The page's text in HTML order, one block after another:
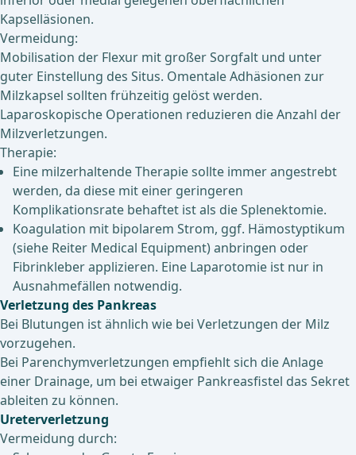
Kapselläsionen.
Vermeidung:
Mobilisation der Flexur mit großer Sorgfalt und unter
guter Einstellung des Situs. Omentale Adhäsionen zur
Milzkapsel sollten frühzeitig gelöst werden.
Laparoskopische Operationen reduzieren die Anzahl der
Milzverletzungen.
Therapie:
Eine milzerhaltende Therapie sollte immer angestrebt
werden, da diese mit einer geringeren
Komplikationsrate behaftet ist als die Splenektomie.
Koagulation mit bipolarem Strom, ggf. Hämostyptikum
(siehe Reiter Medical Equipment) anbringen oder
Fibrinkleber applizieren. Eine Laparotomie ist nur in
Ausnahmefällen notwendig.
Verletzung des Pankreas
Bei Blutungen ist ähnlich wie bei Verletzungen der Milz
vorzugehen.
Bei Parenchymverletzungen empfiehlt sich die Anlage
einer Drainage, um bei etwaiger Pankreasfistel das Sekret
ableiten zu können.
Ureterverletzung
Vermeidung durch: